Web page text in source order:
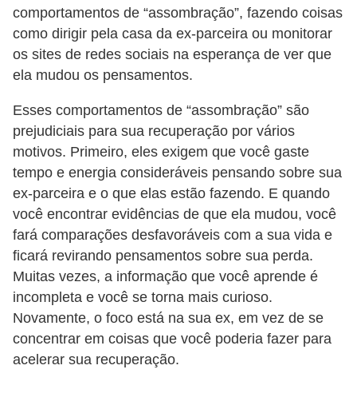
comportamentos de “assombração”, fazendo coisas
como dirigir pela casa da ex-parceira ou monitorar
os sites de redes sociais na esperança de ver que
ela mudou os pensamentos.
Esses comportamentos de “assombração” são
prejudiciais para sua recuperação por vários
motivos. Primeiro, eles exigem que você gaste
tempo e energia consideráveis ​​pensando sobre sua
ex-parceira e o que elas estão fazendo. E quando
você encontrar evidências de que ela mudou, você
fará comparações desfavoráveis ​​com a sua vida e
ficará revirando pensamentos sobre sua perda.
Muitas vezes, a informação que você aprende é
incompleta e você se torna mais curioso.
Novamente, o foco está na sua ex, em vez de se
concentrar em coisas que você poderia fazer para
acelerar sua recuperação.
o
s
P
é
s
e
m
ã
o
R
o
u
p